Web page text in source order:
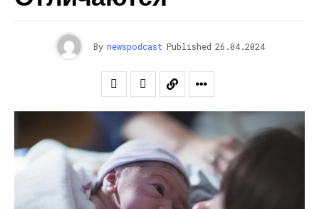
By newspodcast Published 26.04.2024